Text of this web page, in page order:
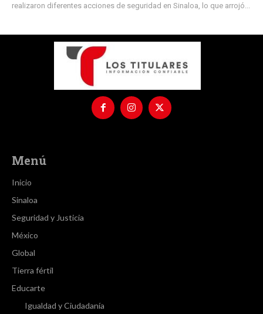
realizaron diferentes acciones de seguridad en Sinaloa, lo que arrojó...
Menú
Inicio
Sinaloa
Seguridad y Justicia
México
Global
Tierra fértil
Educarte
Igualdad y Ciudadanía